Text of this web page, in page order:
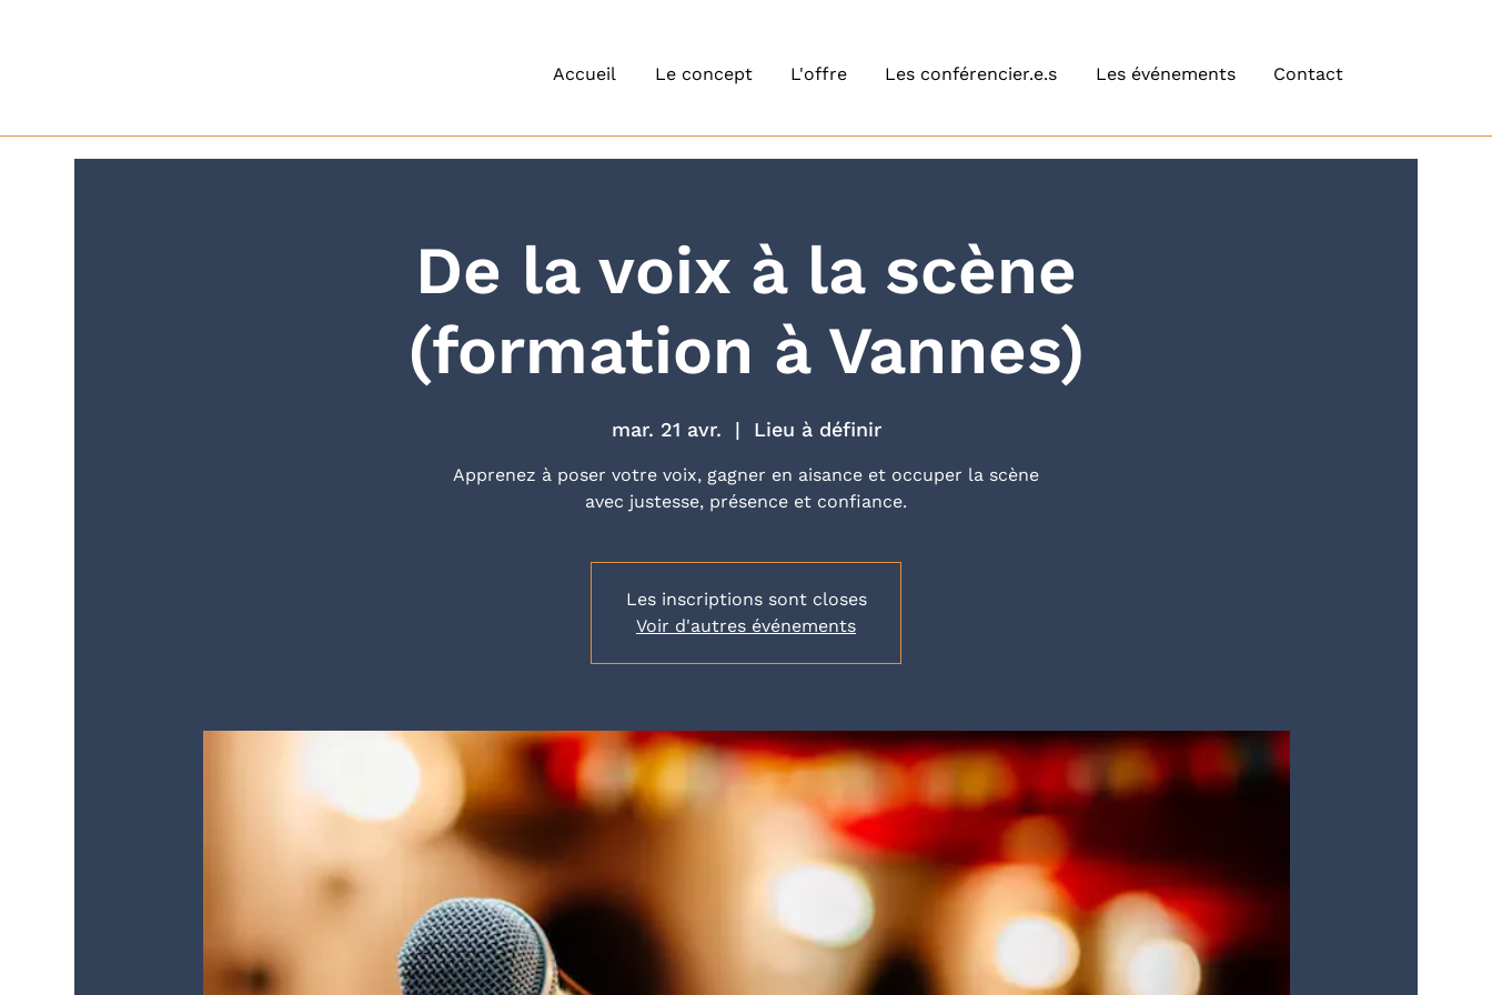
Accueil Le concept L'offre Les conférencier.e.s Les événements Contact
De la voix à la scène
(formation à Vannes)
mar. 21 avr.
  |
Lieu à définir
Apprenez à poser votre voix, gagner en aisance et occuper la scène
avec justesse, présence et confiance.
Les inscriptions sont closes
Voir d'autres événements